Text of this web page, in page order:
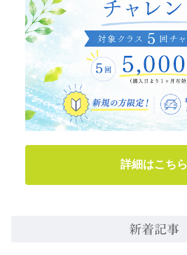
詳細はこちら
新着記事